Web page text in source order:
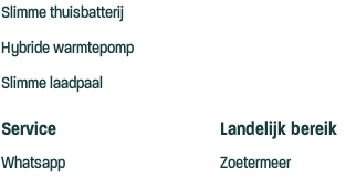
Slimme thuisbatterij
Hybride warmtepomp
Slimme laadpaal
Service
Whatsapp
Landelijk bereik
Zoetermeer